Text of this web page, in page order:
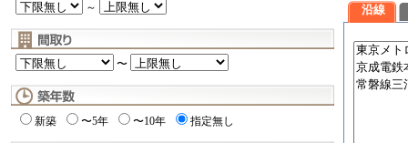
～
〜
新築 〜5年 〜10年 指定無し
沿線